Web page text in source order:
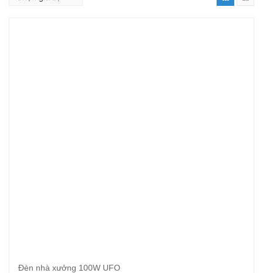
Đèn nhà xưởng 100W UFO